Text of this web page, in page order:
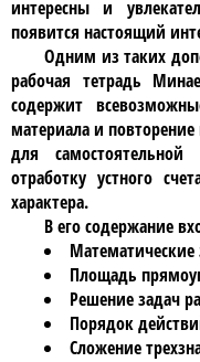
интересны и
появится настоящий
Одним из таких
рабочая тетрадь
содержит
материала и
для
отработку устного
характера.
В его содержание
Площадь
Решение задач
Порядок
Сложение